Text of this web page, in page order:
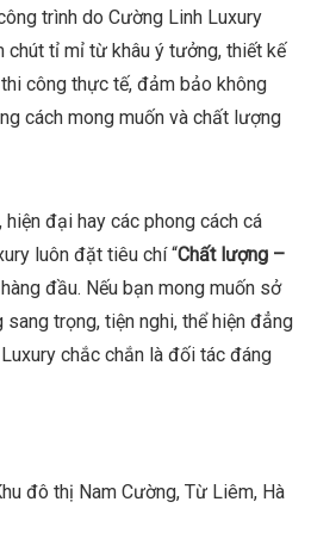
trình do Cường Linh Luxury
tỉ mỉ từ khâu ý tưởng, thiết kế
công thực tế, đảm bảo không
cách mong muốn và chất lượng
hiện đại hay các phong cách cá
luôn đặt tiêu chí “Chất lượng –
hàng đầu. Nếu bạn mong muốn sở
trọng, tiện nghi, thể hiện đẳng
chắc chắn là đối tác đáng
đô thị Nam Cường, Từ Liêm, Hà